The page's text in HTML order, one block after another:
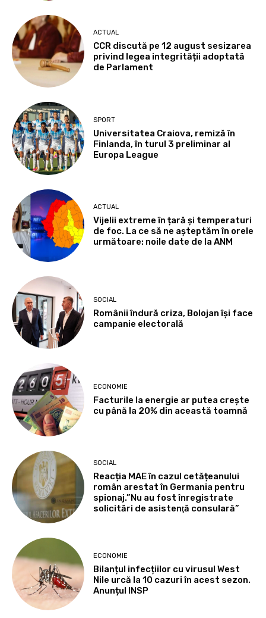
ACTUAL
CCR discută pe 12 august sesizarea
privind legea integrității adoptată
de Parlament
SPORT
Universitatea Craiova, remiză în
Finlanda, în turul 3 preliminar al
Europa League
ACTUAL
Vijelii extreme în țară și temperaturi
de foc. La ce să ne așteptăm în orele
următoare: noile date de la ANM
SOCIAL
Românii îndură criza, Bolojan își face
campanie electorală
ECONOMIE
Facturile la energie ar putea crește
cu până la 20% din această toamnă
SOCIAL
Reacția MAE în cazul cetățeanului
român arestat în Germania pentru
spionaj.”Nu au fost înregistrate
solicitări de asistenţă consulară”
ECONOMIE
Bilanțul infecțiilor cu virusul West
Nile urcă la 10 cazuri în acest sezon.
Anunțul INSP